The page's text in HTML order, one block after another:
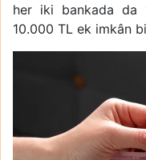
her iki bankada da
10.000 TL ek imkân